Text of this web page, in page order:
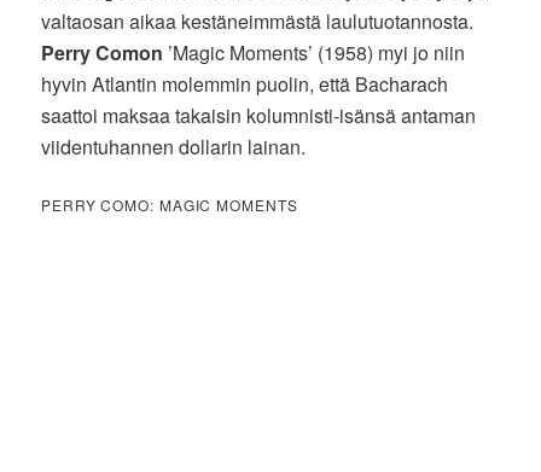
valtaosan aikaa kestäneimmästä laulutuotannosta.
Perry Comon ’Magic Moments’ (1958) myi jo niin
hyvin Atlantin molemmin puolin, että Bacharach
saattoi maksaa takaisin kolumnisti-isänsä antaman
viidentuhannen dollarin lainan.
PERRY COMO: MAGIC MOMENTS